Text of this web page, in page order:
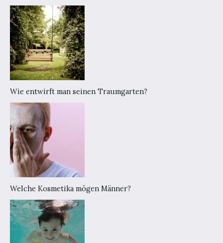
Wie entwirft man seinen Traumgarten?
Welche Kosmetika mögen Männer?